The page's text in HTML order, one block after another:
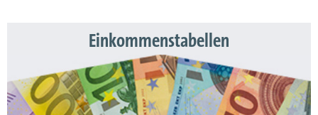
Einkommenstabellen